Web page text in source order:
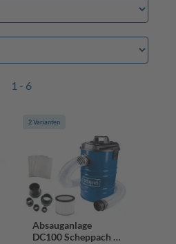
1 - 6
2 Varianten
Absauganlage
DC100 Scheppach -